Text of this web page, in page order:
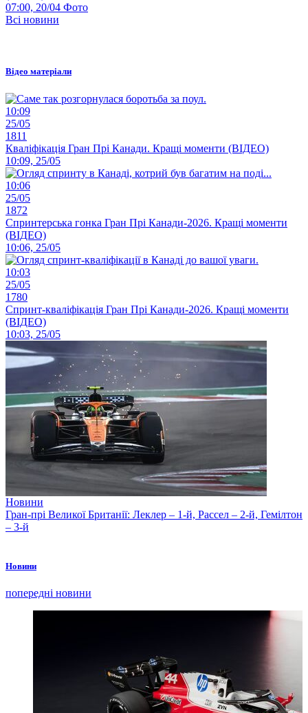
07:00, 20/04 Фото
Всі новини
Відео матеріали
10:09
25/05
1811
Кваліфікація Гран Прі Канади. Кращі моменти (ВІДЕО)
10:09, 25/05
10:06
25/05
1872
Спринтерська гонка Гран Прі Канади-2026. Кращі моменти
(ВІДЕО)
10:06, 25/05
10:03
25/05
1780
Спринт-кваліфікація Гран Прі Канади-2026. Кращі моменти
(ВІДЕО)
10:03, 25/05
Новини
Гран-прі Великої Британії: Леклер – 1-й, Рассел – 2-й, Гемілтон
– 3-й
Новини
попередні новини